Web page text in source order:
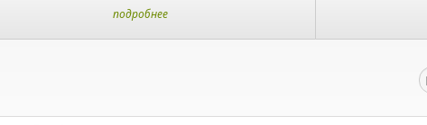
подробнее